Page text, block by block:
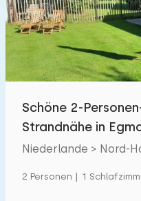
Schöne 2-
Strandnähe in
Niederlande > Nord-
2 Personen | 1